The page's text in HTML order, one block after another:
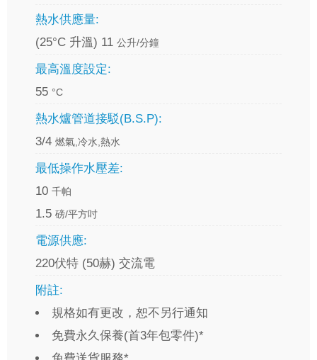
熱水供應量:
(25°C 升溫) 11 公升/分鐘
最高溫度設定:
55 °C
熱水爐管道接駁(B.S.P):
3/4 燃氣,冷水,熱水
最低操作水壓差:
10 千帕
1.5 磅/平方吋
電源供應:
220伏特 (50赫) 交流電
附註:
規格如有更改，恕不另行通知
免費永久保養(首3年包零件)*